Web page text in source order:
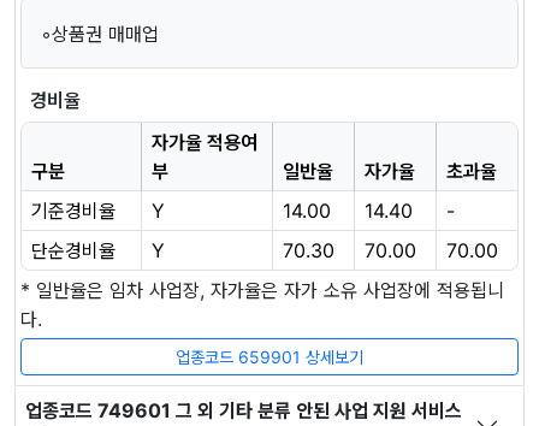
◦상품권 매매업
경비율
구분
자가율 적용여
부
일반율 자가율
초과율
기준경비율
Y 14.00 14.40
-
단순경비율
Y 70.30 70.00
70.00
* 일반율은 임차 사업장, 자가율은 자가 소유 사업장에 적용됩니
다.
업종코드 659901 상세보기
업종코드 749601 그 외 기타 분류 안된 사업 지원 서비스